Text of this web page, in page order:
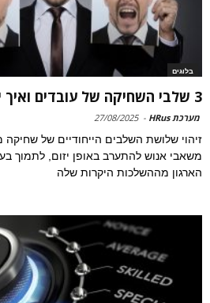
בלוגים
3 שלבי השחיקה של עובדים ואיך יש לטפל בהם
מערכת HRus -
27/08/2025
זיהוי שלושת השלבים הייחודיים של
משאבי אנוש להתערב באופן יזום, לתמוך
הארגון מההשלכות היקרות שלה